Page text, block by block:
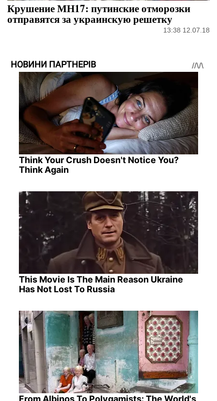
Крушение МН17: путинские отморозки
отправятся за украинскую решетку
13:38 12.07.18
НОВИНИ ПАРТНЕРІВ
Think Your Crush Doesn't Notice You?
Think Again
This Movie Is The Main Reason Ukraine
Has Not Lost To Russia
From Albinos To Polygamists: The World's